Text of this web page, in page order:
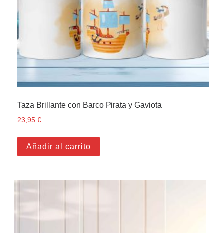
Taza Brillante con Barco Pirata y Gaviota
23,95€
Añadir al carrito